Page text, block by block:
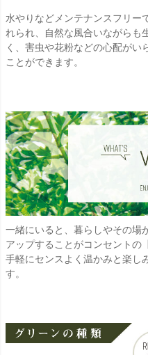
水やりなどメンテナンスフリー
れられ、自然な風合いながらも
く、害虫や花粉などの心配がい
ことができます。
一緒にいると、暮らしやその場
アップすることがコンセントの
手軽にセンスよく温かみと楽し
す。